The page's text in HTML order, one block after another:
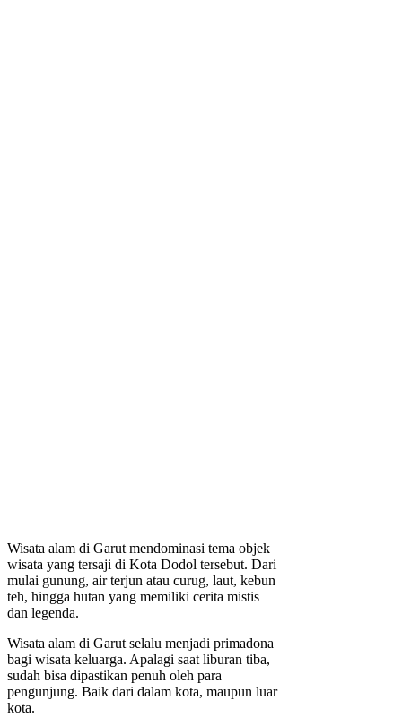
Wisata alam di Garut mendominasi tema objek
wisata yang tersaji di Kota Dodol tersebut. Dari
mulai gunung, air terjun atau curug, laut, kebun
teh, hingga hutan yang memiliki cerita mistis
dan legenda.
Wisata alam di Garut selalu menjadi primadona
bagi wisata keluarga. Apalagi saat liburan tiba,
sudah bisa dipastikan penuh oleh para
pengunjung. Baik dari dalam kota, maupun luar
kota.